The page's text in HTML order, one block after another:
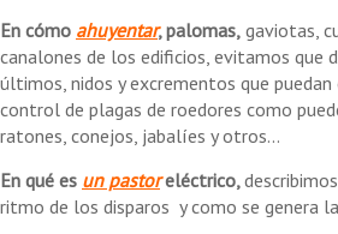
En cómo ahuyentar, palomas, gaviotas,
canalones de los edificios, evitamos que
últimos, nidos y excrementos que
control de plagas de roedores como
ratones, conejos, jabalíes y otros...
En qué es un pastoreléctrico,
ritmo de los disparos y como se genera